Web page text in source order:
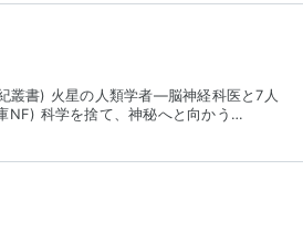
叢書) 火星の人類学者―脳神経科医と7人
NF) 科学を捨て、神秘へと向かう…